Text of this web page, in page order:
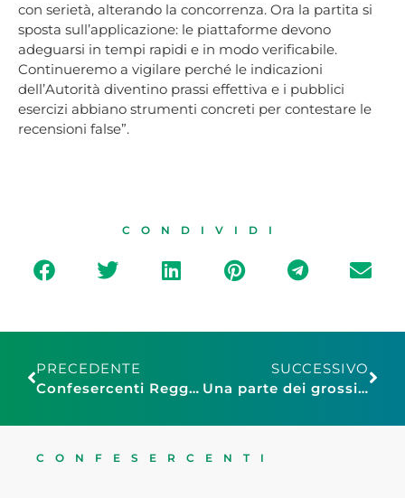
con serietà, alterando la concorrenza. Ora la partita si
sposta sull’applicazione: le piattaforme devono
adeguarsi in tempi rapidi e in modo verificabile.
Continueremo a vigilare perché le indicazioni
dell’Autorità diventino prassi effettiva e i pubblici
esercizi abbiano strumenti concreti per contestare le
recensioni false”.
CONDIVIDI
PRECEDENTE
Confesercenti Reggio Calabria: turismo, i dati indicano la Calabria come la regione italiana con la maggiore crescita degli arrivi turistici nel primo semestre
SUCCESSIVO
Una parte dei grossisti del CAAT entra in Assogrossisti Confesercenti Torino: Paolo Berbotto è il nuovo Presidente
CONFESERCENTI